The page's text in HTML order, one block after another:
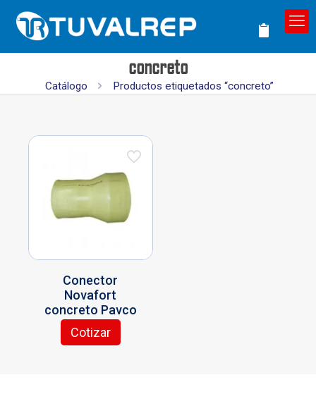
concreto
Catálogo Productos etiquetados “concreto”
Conector
Novafort
concreto Pavco
Cotizar